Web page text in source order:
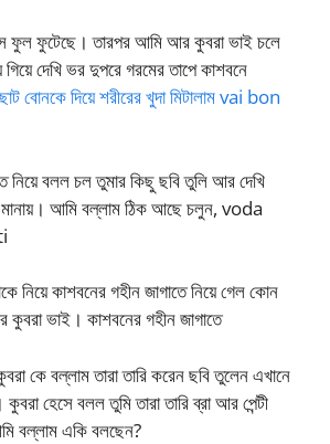
ফুল ফুটেছে। তারপর আমি আর কুবরা ভাই চলে
দেখি ভর দুপরে গরমের তাপে কাশবনে
বোনকে দিয়ে শরীরের খুদা মিটালাম vai bon
নিয়ে বলল চল তুমার কিছু ছবি তুলি আর দেখি
আমি বল্লাম ঠিক আছে চলুন, voda
নিয়ে কাশবনের গহীন জাগাতে নিয়ে গেল কোন
ভাই। কাশবনের গহীন জাগাতে
কে বল্লাম তারা তারি করেন ছবি তুলেন এখানে
কুবরা হেসে বলল তুমি তারা তারি ব্রা আর পেন্টী
বল্লাম একি বলছেন?